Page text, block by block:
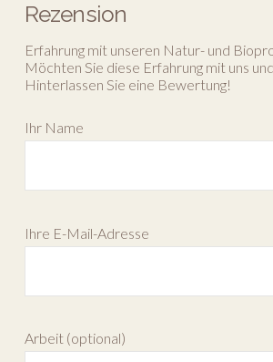
Rezension
Erfahrung mit unseren Natur- und
Möchten Sie diese Erfahrung mit uns
Hinterlassen Sie eine Bewertung!
Ihr Name
Ihre E-Mail-Adresse
Arbeit (optional)